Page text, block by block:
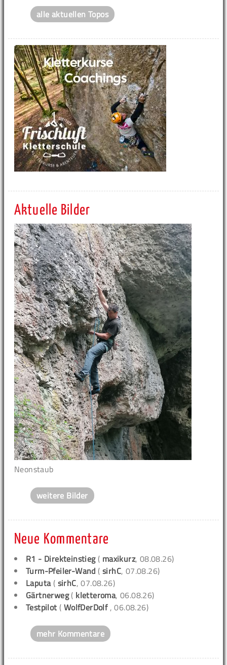
alle aktuellen Topos
Aktuelle Bilder
Neonstaub
weitere Bilder
Neue Kommentare
R1 - Direkteinstieg( maxikurz, 08.08.26)
Turm-Pfeiler-Wand (sirhC, 07.08.26)
Laputa( sirhC, 07.08.26)
Gärtnerweg( kletteroma, 06.08.26)
Testpilot ( WolfDerDolf , 06.08.26)
mehr Kommentare